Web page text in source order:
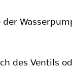
des Ventils